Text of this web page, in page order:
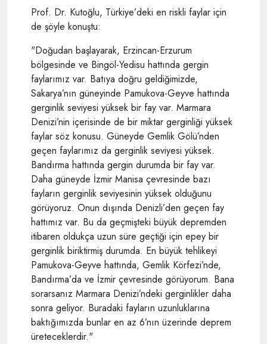
Prof. Dr. Kutoğlu, Türkiye’deki en riskli faylar için
de şöyle konuştu:
"Doğudan başlayarak, Erzincan-Erzurum
bölgesinde ve Bingöl-Yedisu hattında gergin
faylarımız var. Batıya doğru geldiğimizde,
Sakarya’nın güneyinde Pamukova-Geyve hattında
gerginlik seviyesi yüksek bir fay var. Marmara
Denizi’nin içerisinde de bir miktar gerginliği yüksek
faylar söz konusu. Güneyde Gemlik Gölü’nden
geçen faylarımız da gerginlik seviyesi yüksek.
Bandırma hattında gergin durumda bir fay var.
Daha güneyde İzmir Manisa çevresinde bazı
fayların gerginlik seviyesinin yüksek olduğunu
görüyoruz. Onun dışında Denizli’den geçen fay
hattımız var. Bu da geçmişteki büyük depremden
itibaren oldukça uzun süre geçtiği için epey bir
gerginlik biriktirmiş durumda. En büyük tehlikeyi
Pamukova-Geyve hattında, Gemlik Körfezi’nde,
Bandırma’da ve İzmir çevresinde görüyorum. Bana
sorarsanız Marmara Denizi’ndeki gerginlikler daha
sonra geliyor. Buradaki fayların uzunluklarına
baktığımızda bunlar en az 6’nın üzerinde deprem
üreteceklerdir."